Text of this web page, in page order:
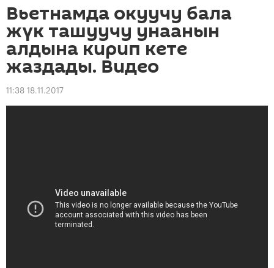
Вьетнамда окуучу бала
жүк ташуучу унаанын
алдына кирип кете
жаздады. Видео
11:38 18.11.2017